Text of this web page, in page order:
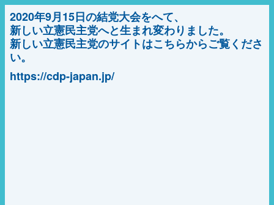
2020年9月15日の結党大会をへて、
新しい立憲民主党へと生まれ変わりました。
新しい立憲民主党のサイトはこちらからご覧くださ
い。
https://cdp-japan.jp/